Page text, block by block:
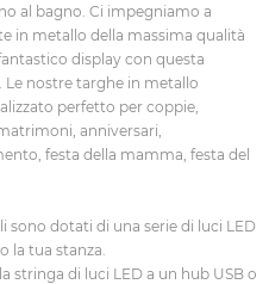
al bagno. Ci impegniamo a
in metallo della massima qualità
display con questa
nostre targhe in metallo
perfetto per coppie,
anniversari,
festa della mamma, festa del
sono dotati di una serie di luci LED
la tua stanza.
stringa di luci LED a un hub USB o